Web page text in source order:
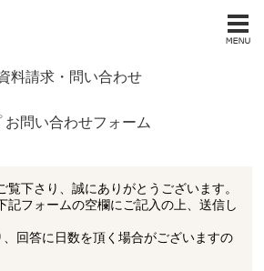
料請求・問い合わせ
お問い合わせフォーム
覧下さり、誠にありがとうございます。
記フォームの空欄にご記入の上、送信し
回答に日数を頂く場合がございますの